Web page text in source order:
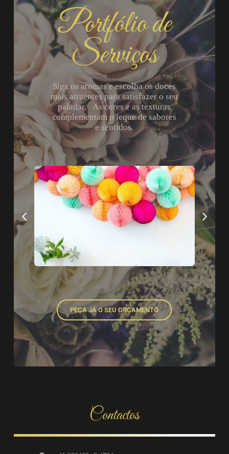
Portfólio de
Serviços
Siga os aromas e escolha os doces
mais atraentes para satisfazer o seu
paladar.As cores e as texturas
complementam o leque de sabores
e sentidos.
PEÇA JÁ O SEU ORÇAMENTO
Contactos